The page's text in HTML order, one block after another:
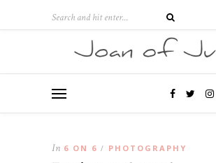
In 6 ON 6 / PHOTOGRAPHY